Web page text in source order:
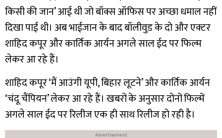
किसी की जान’ आई थी जो बॉक्स ऑफिस पर अच्छा धमाल नहीं
दिखा पाई थी। अब भाईजान के बाद बॉलीवुड के दो और एक्टर
शाहिद कपूर और कार्तिक आर्यन अगले साल ईद पर फिल्म
लेकर आ रहे हैं।
शाहिद कपूर ‘मैं आउंगी यूपी, बिहार लूटने’ और कार्तिक आर्यन
‘चंदू चैंपियन’ लेकर आ रहे हैं। खबरों के अनुसार दोनों फिल्में
अगले साल ईद पर रिलीज एक ही साथ रिलीज हो रही है।